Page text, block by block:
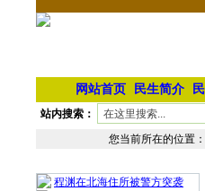
网站首页 民生简介
站内搜索：
您当前所在的位置：
程渊在北海住所被警方突袭